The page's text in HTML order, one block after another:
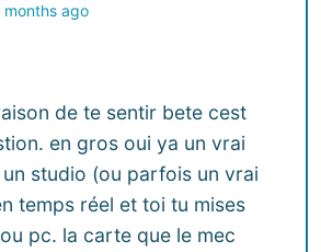
months ago
de te sentir bete cest
en gros oui ya un vrai
studio (ou parfois un vrai
temps réel et toi tu mises
pc. la carte que le mec